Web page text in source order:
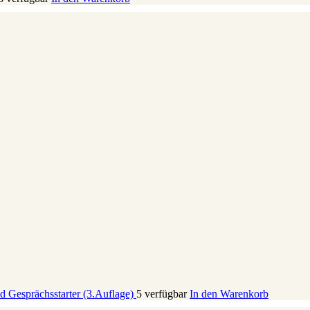
Gesprächsstarter (3.Auflage) 5 verfügbar In den Warenkorb